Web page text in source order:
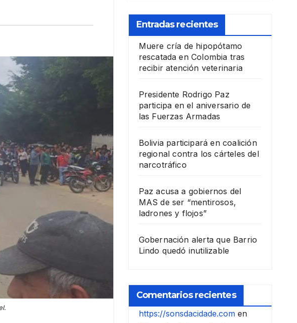
Entradas recientes
Muere cría de hipopótamo
rescatada en Colombia tras
recibir atención veterinaria
Presidente Rodrigo Paz
participa en el aniversario de
las Fuerzas Armadas
Bolivia participará en coalición
regional contra los cárteles del
narcotráfico
Paz acusa a gobiernos del
MAS de ser “mentirosos,
ladrones y flojos”
Gobernación alerta que Barrio
Lindo quedó inutilizable
Comentarios recientes
https://sonsdacidade.comen